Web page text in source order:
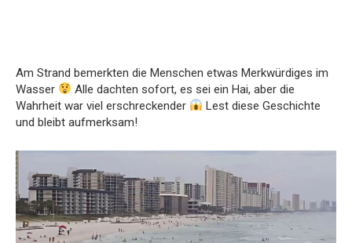
Am Strand bemerkten die Menschen etwas Merkwürdiges im
Wasser
Alle dachten sofort, es sei ein Hai, aber die
Wahrheit war viel erschreckender
Lest diese Geschichte
und bleibt aufmerksam!